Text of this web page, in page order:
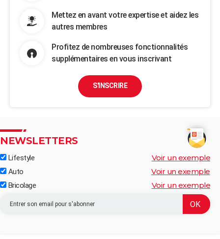
Mettez en avant votre expertise et aidez les
autres membres
Profitez de nombreuses fonctionnalités
supplémentaires en vous inscrivant
S'INSCRIRE
NEWSLETTERS
Lifestyle Voir un exemple
Auto Voir un exemple
Bricolage Voir un exemple